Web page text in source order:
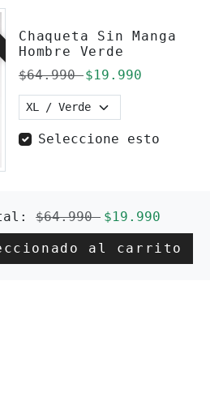
Chaqueta Sin Manga
Hombre Verde
Precio regular
$64.990Precio de
$19.990
Seleccione esto
Precio regular
$64.990 Precio de
$19.990
al carrito